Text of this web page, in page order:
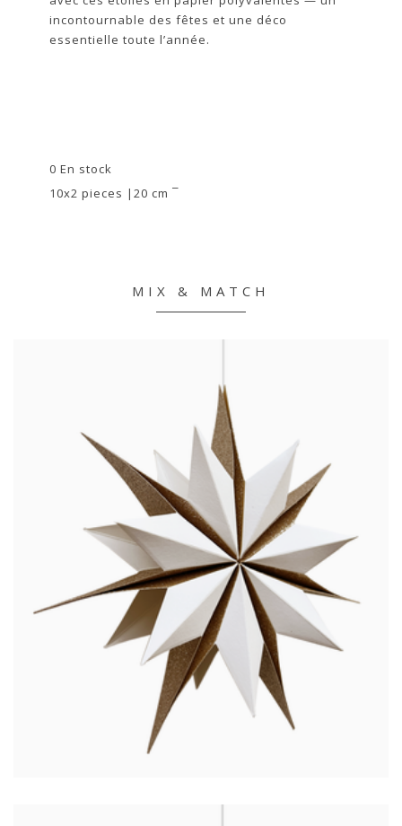
incontournable des fêtes et une déco
essentielle toute l’année.
0 En stock
10x2 pieces |20 cm ¯
MIX & MATCH